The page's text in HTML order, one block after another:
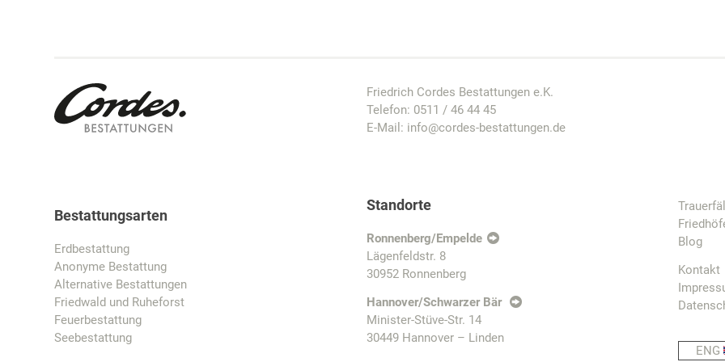
Friedrich Cordes Bestattungen e.K.
Telefon: 0511 / 46 44 45
E-Mail: info@cordes-bestattungen.de
Bestattungsarten
Erdbestattung
Anonyme Bestattung
Alternative Bestattungen
Friedwald und Ruheforst
Feuerbestattung
Seebestattung
Standorte
Ronnenberg/Empelde
Lägenfeldstr. 8
30952 Ronnenberg
Hannover/Schwarzer Bär
Minister-Stüve-Str. 14
30449 Hannover – Linden
Blog
Kontakt
ENG